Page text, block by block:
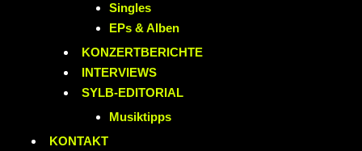
Singles
EPs & Alben
KONZERTBERICHTE
INTERVIEWS
SYLB-EDITORIAL
Musiktipps
KONTAKT